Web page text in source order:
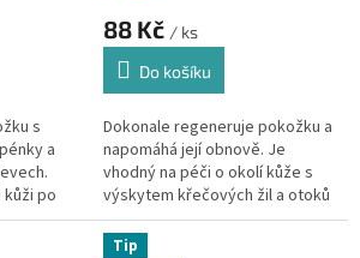
s
a
po
88 Kč / ks
Do košíku
Dokonale regeneruje pokožku a
napomáhá její obnově. Je
vhodný na péči o okolí kůže s
výskytem křečových žil a otoků
po námaze 19 ml
Tip